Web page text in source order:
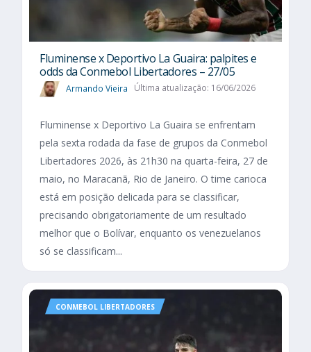
Fluminense x Deportivo La Guaira: palpites e
odds da Conmebol Libertadores – 27/05
Armando Vieira Última atualização: 16/06/2026
Fluminense x Deportivo La Guaira se enfrentam
pela sexta rodada da fase de grupos da Conmebol
Libertadores 2026, às 21h30 na quarta-feira, 27 de
maio, no Maracanã, Rio de Janeiro. O time carioca
está em posição delicada para se classificar,
precisando obrigatoriamente de um resultado
melhor que o Bolívar, enquanto os venezuelanos
só se classificam...
CONMEBOL LIBERTADORES